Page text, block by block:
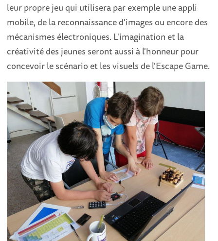
leur propre jeu qui utilisera par exemple une appli
mobile, de la reconnaissance d'images ou encore des
mécanismes électroniques. L'imagination et la
créativité des jeunes seront aussi à l'honneur pour
concevoir le scénario et les visuels de l'Escape Game.